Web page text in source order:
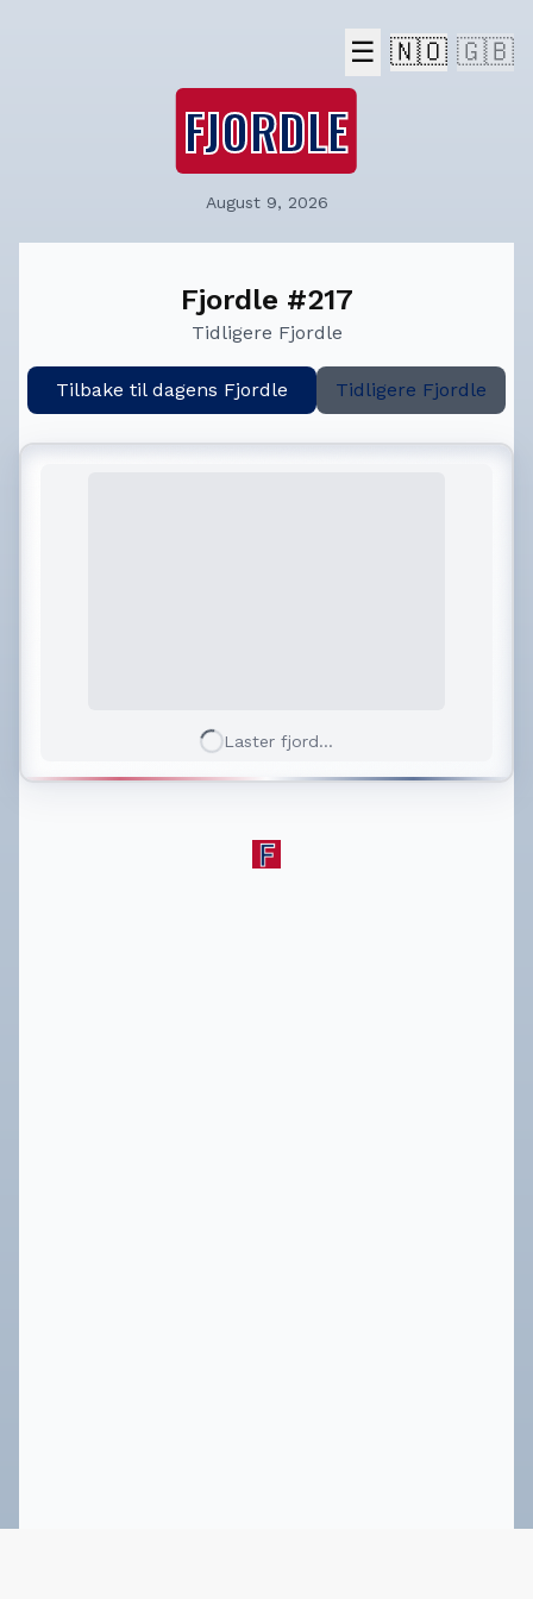
☰ 🇳🇴 🇬🇧
FJORDLE
August 9, 2026
Fjordle #217
Tidligere Fjordle
Tilbake til dagens Fjordle Tidligere Fjordle
Laster fjord...